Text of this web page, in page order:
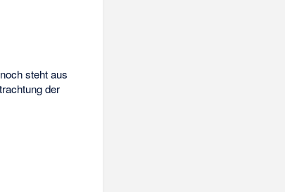
steht aus
der